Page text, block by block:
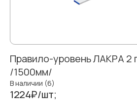
Правило-уровень ЛАКРА 2
/1500мм/
В наличии (6)
1224₽/шт;